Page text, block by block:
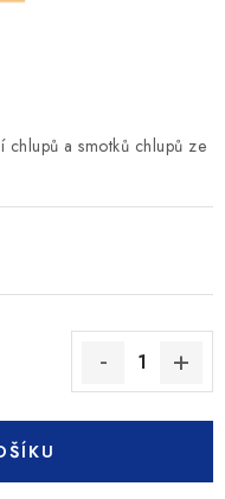
a smotků chlupů ze